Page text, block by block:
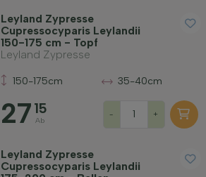
Leyland Zypresse
Cupressocyparis Leylandii
150-175 cm - Topf
Leyland Zypresse
150-175cm 35-40cm
27 15
Ab
- +
Leyland Zypresse
Cupressocyparis Leylandii